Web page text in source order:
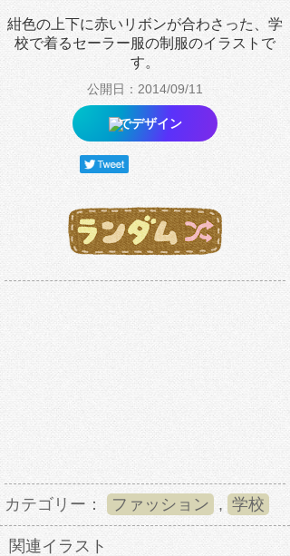
紺色の上下に赤いリボンが合わさった、学
校で着るセーラー服の制服のイラストで
す。
公開日：2014/09/11
でデザイン
カテゴリー： ファッション , 学校
関連イラスト